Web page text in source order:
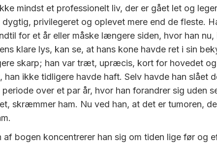
mindst et professionelt liv, der er gået let og
privilegeret og oplevet mere end de fleste.
for et år eller måske længere siden, hvor han nu,
klare lys, kan se, at hans kone havde ret i sin
skarp; han var træt, upræcis, kort for hovedet
han ikke tidligere havde haft. Selv havde han slået
periode over et par år, hvor han forandrer sig uden
skræmmer ham. Nu ved han, at det er tumoren,
af bogen koncentrerer han sig om tiden lige før og